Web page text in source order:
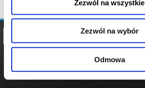
Zezwól na wszystkie
Zezwól na wybór
Odmowa
POLITYKA